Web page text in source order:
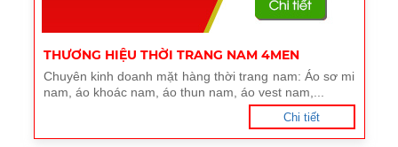
THƯƠNG HIỆU THỜI TRANG NAM 4MEN
Chuyên kinh doanh mặt hàng thời trang nam: Áo sơ mi
nam, áo khoác nam, áo thun nam, áo vest nam,...
Chi tiết